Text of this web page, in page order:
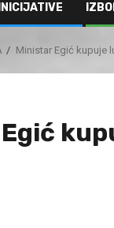
Ministar Egić kupuje